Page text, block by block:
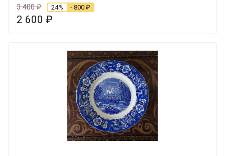
3 400₽ 24% - 800 ₽
2 600 ₽